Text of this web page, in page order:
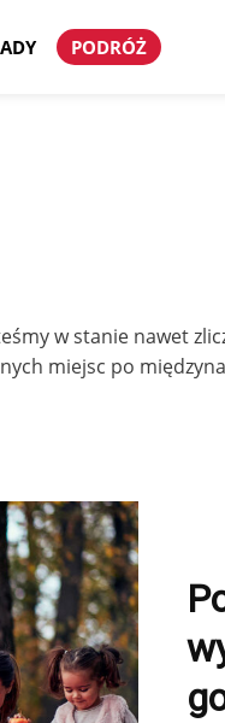
PODRÓŻ
w stanie nawet
miejsc po